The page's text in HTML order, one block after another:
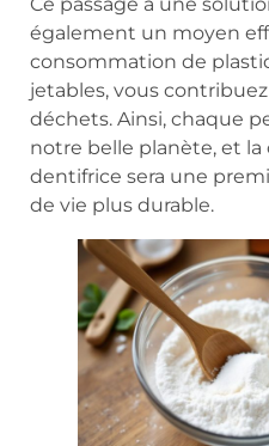
également un moyen
consommation de
jetables, vous
déchets. Ainsi, chaque
notre belle planète, et
dentifrice sera une
de vie plus durable.